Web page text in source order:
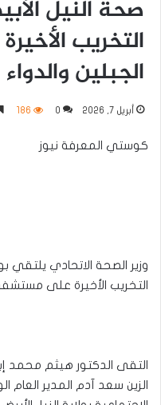
صحة النيل
التخريب
الجبلين
أبريل 7, 2026 0
186
كوستي المعرفة نيوز
وزير الصحة الاتحادي يلتقي
التخريب الأخيرة على
التقى الدكتور هيثم محمد
الزين سعد آدم المدير العام